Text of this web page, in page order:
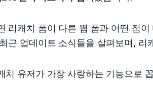
리캐치 폼이 다른 웹 폼과 어떤 점이
근 업데이트 소식들을 살펴보며, 리
치 유저가 가장 사랑하는 기능으로